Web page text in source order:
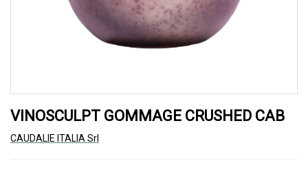
VINOSCULPT GOMMAGE CRUSHED CAB
CAUDALIE ITALIA Srl